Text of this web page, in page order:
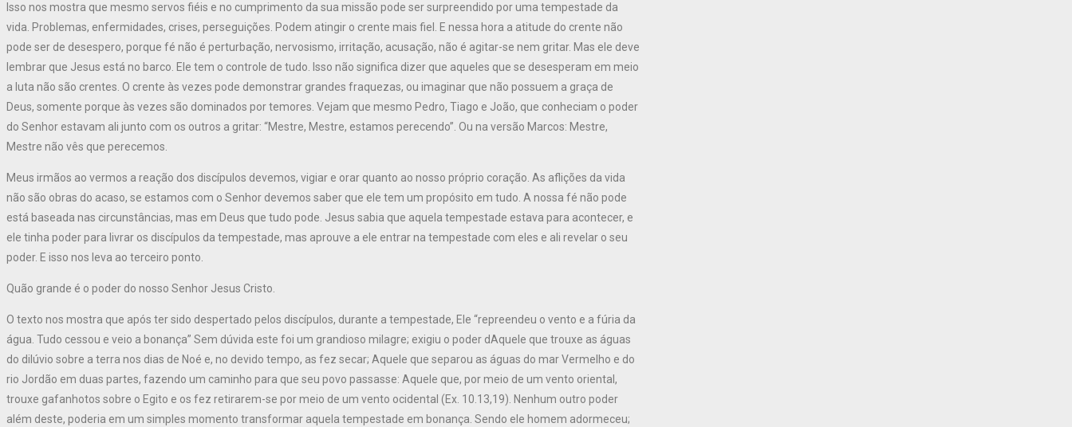
Isso nos mostra que mesmo servos fiéis e no cumprimento da sua missão pode ser surpreendido por uma tempestade da
vida. Problemas, enfermidades, crises, perseguições. Podem atingir o crente mais fiel. E nessa hora a atitude do crente não
pode ser de desespero, porque fé não é perturbação, nervosismo, irritação, acusação, não é agitar-se nem gritar. Mas ele deve
lembrar que Jesus está no barco. Ele tem o controle de tudo. Isso não significa dizer que aqueles que se desesperam em meio
a luta não são crentes. O crente às vezes pode demonstrar grandes fraquezas, ou imaginar que não possuem a graça de
Deus, somente porque às vezes são dominados por temores. Vejam que mesmo Pedro, Tiago e João, que conheciam o poder
do Senhor estavam ali junto com os outros a gritar: “Mestre, Mestre, estamos perecendo”. Ou na versão Marcos: Mestre,
Mestre não vês que perecemos.
Meus irmãos ao vermos a reação dos discípulos devemos, vigiar e orar quanto ao nosso próprio coração. As aflições da vida
não são obras do acaso, se estamos com o Senhor devemos saber que ele tem um propósito em tudo. A nossa fé não pode
está baseada nas circunstâncias, mas em Deus que tudo pode. Jesus sabia que aquela tempestade estava para acontecer, e
ele tinha poder para livrar os discípulos da tempestade, mas aprouve a ele entrar na tempestade com eles e ali revelar o seu
poder. E isso nos leva ao terceiro ponto.
Quão grande é o poder do nosso Senhor Jesus Cristo.
O texto nos mostra que após ter sido despertado pelos discípulos, durante a tempestade, Ele “repreendeu o vento e a fúria da
água. Tudo cessou e veio a bonança” Sem dúvida este foi um grandioso milagre; exigiu o poder dAquele que trouxe as águas
do dilúvio sobre a terra nos dias de Noé e, no devido tempo, as fez secar; Aquele que separou as águas do mar Vermelho e do
rio Jordão em duas partes, fazendo um caminho para que seu povo passasse: Aquele que, por meio de um vento oriental,
trouxe gafanhotos sobre o Egito e os fez retirarem-se por meio de um vento ocidental (Ex. 10.13,19). Nenhum outro poder
além deste, poderia em um simples momento transformar aquela tempestade em bonança. Sendo ele homem adormeceu;